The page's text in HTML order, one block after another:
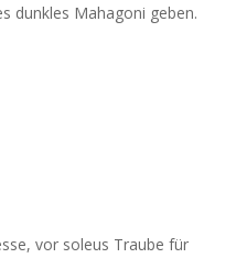
dunkles Mahagoni geben.
vor soleus Traube für